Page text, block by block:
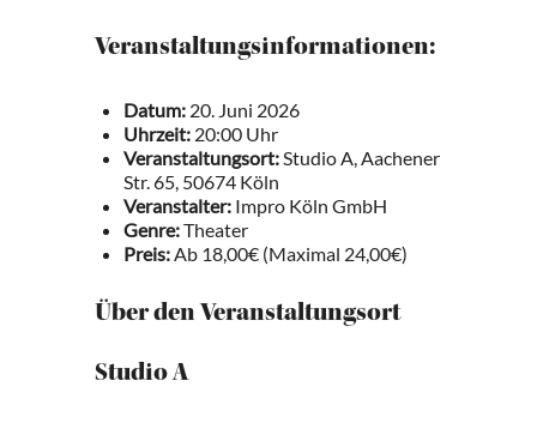
Veranstaltungsinformationen:
Datum: 20. Juni 2026
Uhrzeit: 20:00 Uhr
Veranstaltungsort:Studio A, Aachener
Str. 65, 50674 Köln
Veranstalter: Impro Köln GmbH
Genre:Theater
Preis:Ab 18,00€ (Maximal 24,00€)
Über den Veranstaltungsort
Studio A